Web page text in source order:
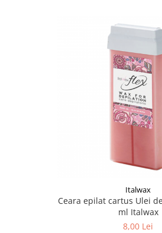
Italwax
Ceara epilat cartus Ulei
ml Italwax
8,00 Lei